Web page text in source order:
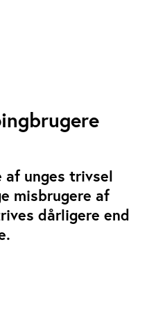
af unges trivsel
misbrugere af
dårligere end